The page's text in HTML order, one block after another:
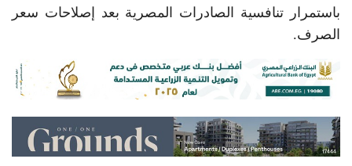
باستمرار تنافسية الصادرات المصرية بعد إصلاحات سعر
الصرف.